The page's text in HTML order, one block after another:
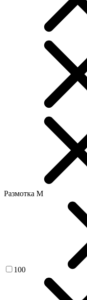
Размотка М
100